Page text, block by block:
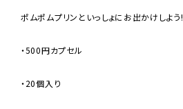
ポムポムプリンといっしょにお出かけしよう!
・500円カプセル
・20個入り